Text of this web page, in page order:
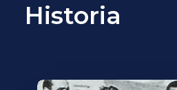
Historia